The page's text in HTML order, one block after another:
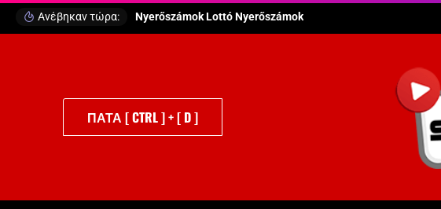
Ανέβηκαν τώρα: Puttó Szerencsejáték
ΠΑΤΑ [ CTRL ] + [ D ]